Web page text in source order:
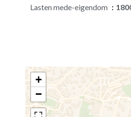
Lasten mede-eigendom
+
−